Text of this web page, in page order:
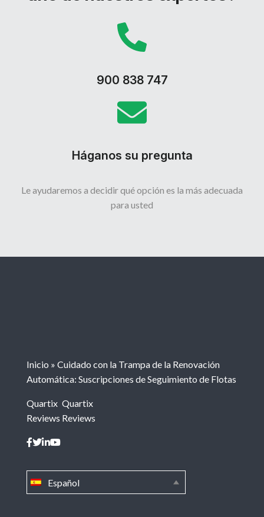
900 838 747
Háganos su pregunta
Le ayudaremos a decidir qué opción es la más adecuada
para usted
Español
Inicio » Cuidado con la Trampa de la Renovación
Automática: Suscripciones de Seguimiento de Flotas
Quartix
Reviews
Quartix
Reviews